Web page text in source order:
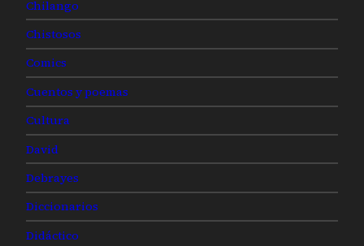
Chilango
Chistosos
Comics
Cuentos y poemas
Cultura
David
Debrayes
Diccionarios
Didáctico